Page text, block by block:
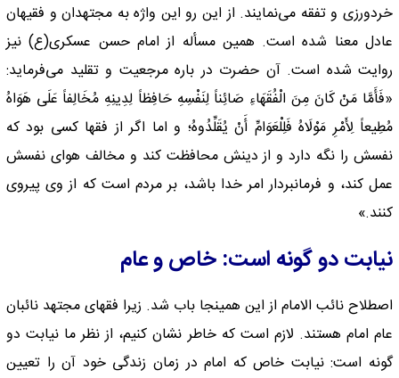
خردورزی و تفقه می‌نمایند. از این رو این واژه به مجتهدان و فقیهان
عادل معنا شده است. همین مسأله از امام حسن عسکری(ع) نیز
روایت شده است. آن حضرت در باره مرجعیت و تقلید می‌فرماید:
«فَأَمَّا مَنْ کَانَ مِنَ الْفُقَهَاءِ صَائِناً لِنَفْسِهِ حَافِظاً لِدِینِهِ مُخَالِفاً عَلَى هَوَاهُ
مُطِیعاً لِأَمْرِ مَوْلَاهُ فَلِلْعَوَامِّ أَنْ یُقَلِّدُوهُ؛ و اما اگر از فقها کسی بود که
نفسش را نگه دارد و از دینش محافظت کند و مخالف هوای نفسش
عمل کند، و فرمانبردار امر خدا باشد، بر مردم است که از وی پیروی
کنند.»
نیابت دو گونه است: خاص و عام
اصطلاح نائب الامام از این همینجا باب شد. زیرا فقهای مجتهد نائبان
عام امام هستند. لازم است که خاطر نشان کنیم، از نظر ما نیابت دو
گونه است: نیابت خاص که امام در زمان زندگی خود آن را تعیین